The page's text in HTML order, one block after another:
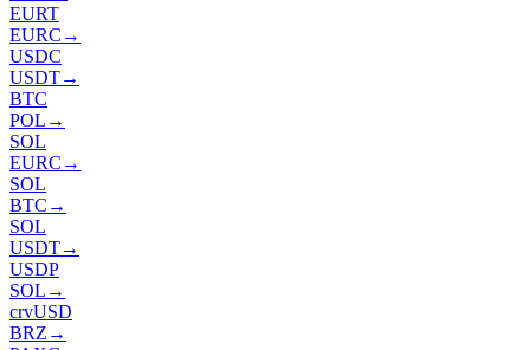
EURT
EURC →
USDC
USDT→
BTC
POL →
SOL
EURC →
SOL
BTC →
SOL
USDT→
USDP
SOL →
crvUSD
BRZ →